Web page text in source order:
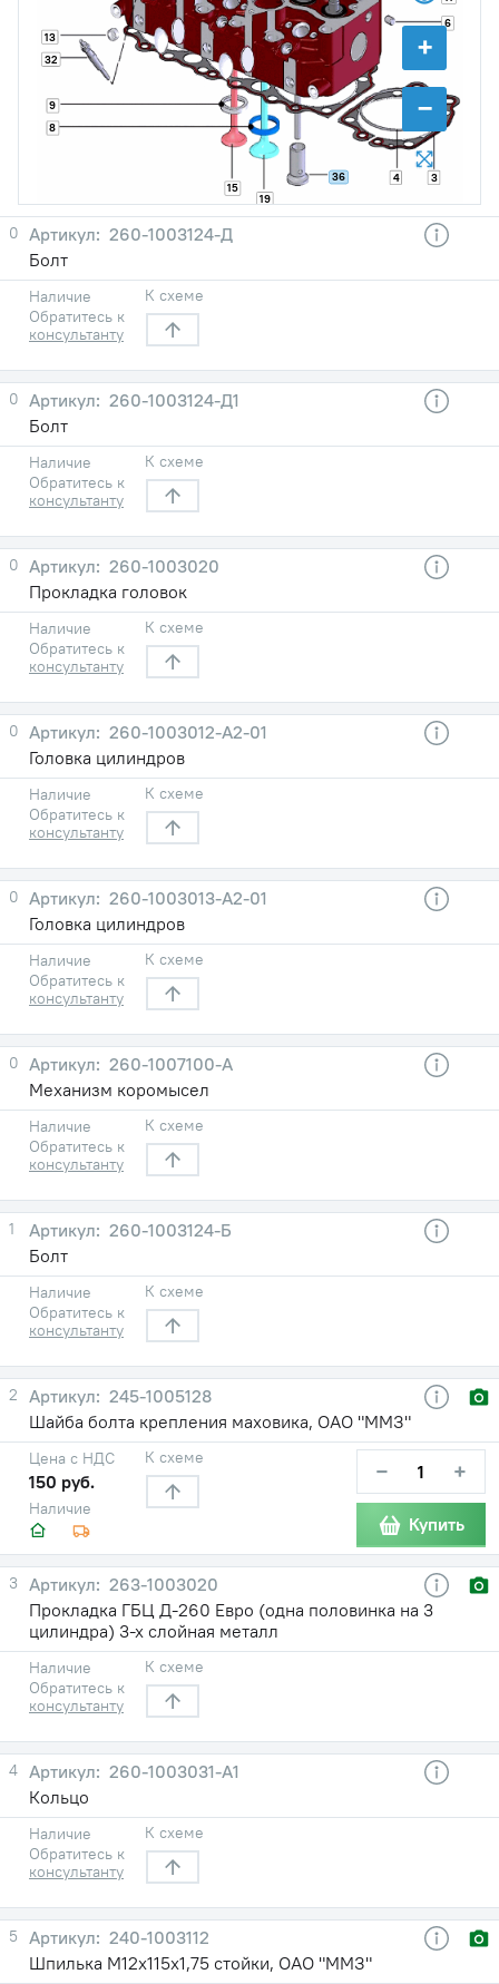
+
−
3
4
6
8
9
13
15
19
32
36
0
260-1003124-Д
Болт
Наличие
Обратитесь к
консультанту
К схеме
0
260-1003124-Д1
Болт
Наличие
Обратитесь к
консультанту
К схеме
0
260-1003020
Прокладка головок
Наличие
Обратитесь к
консультанту
К схеме
0
260-1003012-А2-01
Головка цилиндров
Наличие
Обратитесь к
консультанту
К схеме
0
260-1003013-А2-01
Головка цилиндров
Наличие
Обратитесь к
консультанту
К схеме
0
260-1007100-A
Механизм коромысел
Наличие
Обратитесь к
консультанту
К схеме
1
260-1003124-Б
Болт
Наличие
Обратитесь к
консультанту
К схеме
2
245-1005128
Шайба болта крепления маховика, ОАО "ММЗ"
Наличие
Цена с НДС
150 руб.
К схеме − +
Купить
3
263-1003020
Прокладка ГБЦ Д-260 Евро (одна половинка на 3
цилиндра) 3-х слойная металл
Наличие
Обратитесь к
консультанту
К схеме
4
260-1003031-А1
Кольцо
Наличие
Обратитесь к
консультанту
К схеме
5
240-1003112
Шпилька М12х115х1,75 стойки, ОАО "ММЗ"